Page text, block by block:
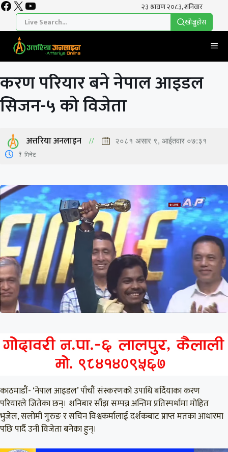
Skip
content
Facebook
X YouTube
खाेज्नुहाेस
करण परियार बने नेपाल आइडल
सिजन-५ को विजेता
अत्तरिया अनलाइन २०८१ असार ९, आईतवार ०७:३१
1 मिनेट
काठमाडौं- ‘नेपाल आइडल’ पाँचौं संस्करणको उपाधि बर्दियाका करण
परियारले जितेका छन्। शनिबार साँझ सम्पन्न अन्तिम प्रतिस्पर्धामा मोहित
भुजेल, सलोमी गुरुङ र सचिन विश्वकर्मालाई दर्शकबाट प्राप्त मतका आधारमा
पछि पार्दै उनी विजेता बनेका हुन्।